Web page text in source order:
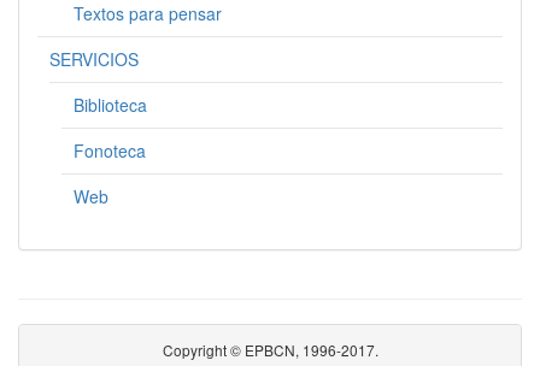
Textos para pensar
SERVICIOS
Biblioteca
Fonoteca
Web
Copyright © EPBCN, 1996-2017.